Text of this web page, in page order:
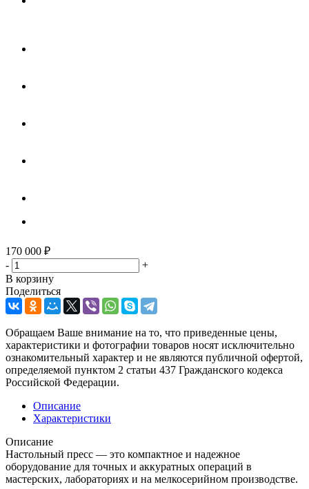
170 000 ₽
-
+
В корзину
Поделиться
Обращаем Ваше внимание на то, что приведенные цены,
характеристики и фотографии товаров носят исключительно
ознакомительный характер и не являются публичной офертой,
определяемой пунктом 2 статьи 437 Гражданского кодекса
Российской Федерации.
Описание
Характеристики
Описание
Настольный пресс — это компактное и надежное
оборудование для точных и аккуратных операций в
мастерских, лабораториях и на мелкосерийном производстве.